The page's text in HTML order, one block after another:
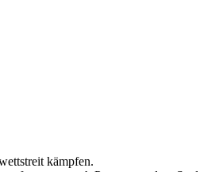
kämpfen.